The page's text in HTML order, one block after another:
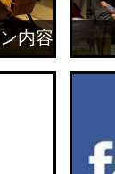
内容